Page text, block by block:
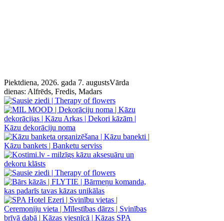
Piektdiena, 2026. gada 7. augustsVārda
dienas: Alfrēds, Fredis, Madars